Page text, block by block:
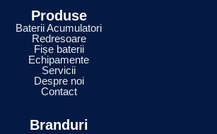
Produse
Baterii Acumulatori
Redresoare
Fișe baterii
Echipamente
Servicii
Despre noi
Contact
Branduri